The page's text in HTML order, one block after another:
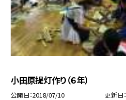
小田原提灯作り（６年）
公開日 2018/07/10 更新日